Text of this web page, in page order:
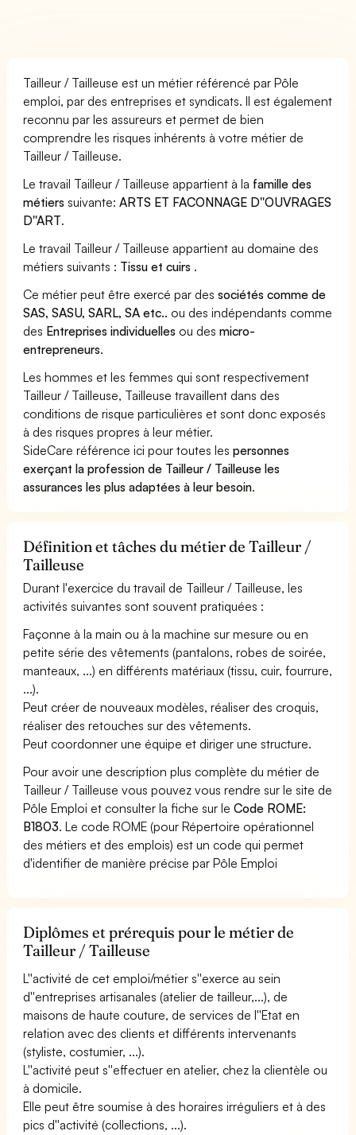
Tailleur / Tailleuse est un métier référencé par Pôle
emploi, par des entreprises et syndicats. Il est également
reconnu par les assureurs et permet de bien
comprendre les risques inhérents à votre métier de
Tailleur / Tailleuse.
Le travail Tailleur / Tailleuse appartient à la famille des
métiers suivante:ARTS ET FACONNAGE D''OUVRAGES
D''ART.
Le travail Tailleur / Tailleuse appartient au domaine des
métiers suivants : Tissu et cuirs .
Ce métier peut être exercé par dessociétés comme de
SAS, SASU, SARL, SA etc.. ou des indépendants comme
des Entreprises individuelles ou desmicro-
entrepreneurs.
Les hommes et les femmes qui sont respectivement
Tailleur / Tailleuse, Tailleuse travaillent dans des
conditions de risque particulières et sont donc exposés
à des risques propres à leur métier.
SideCare référence ici pour toutes lespersonnes
exerçant la profession de Tailleur / Tailleuse les
assurances les plus adaptées à leur besoin.
Définition et tâches du métier de Tailleur /
Tailleuse
Durant l'exercice du travail de Tailleur / Tailleuse, les
activités suivantes sont souvent pratiquées :
Façonne à la main ou à la machine sur mesure ou en
petite série des vêtements (pantalons, robes de soirée,
manteaux, ...) en différents matériaux (tissu, cuir, fourrure,
...).
Peut créer de nouveaux modèles, réaliser des croquis,
réaliser des retouches sur des vêtements.
Peut coordonner une équipe et diriger une structure.
Pour avoir une description plus complète du métier de
Tailleur / Tailleuse vous pouvez vous rendre sur le site de
Pôle Emploi et consulter la fiche sur leCode ROME:
B1803. Le code ROME (pour Répertoire opérationnel
des métiers et des emplois) est un code qui permet
d'identifier de manière précise par Pôle Emploi
Diplômes et prérequis pour le métier de
Tailleur / Tailleuse
L''activité de cet emploi/métier s''exerce au sein
d''entreprises artisanales (atelier de tailleur,...), de
maisons de haute couture, de services de l''Etat en
relation avec des clients et différents intervenants
(styliste, costumier, ...).
L''activité peut s''effectuer en atelier, chez la clientèle ou
à domicile.
Elle peut être soumise à des horaires irréguliers et à des
pics d''activité (collections, ...).